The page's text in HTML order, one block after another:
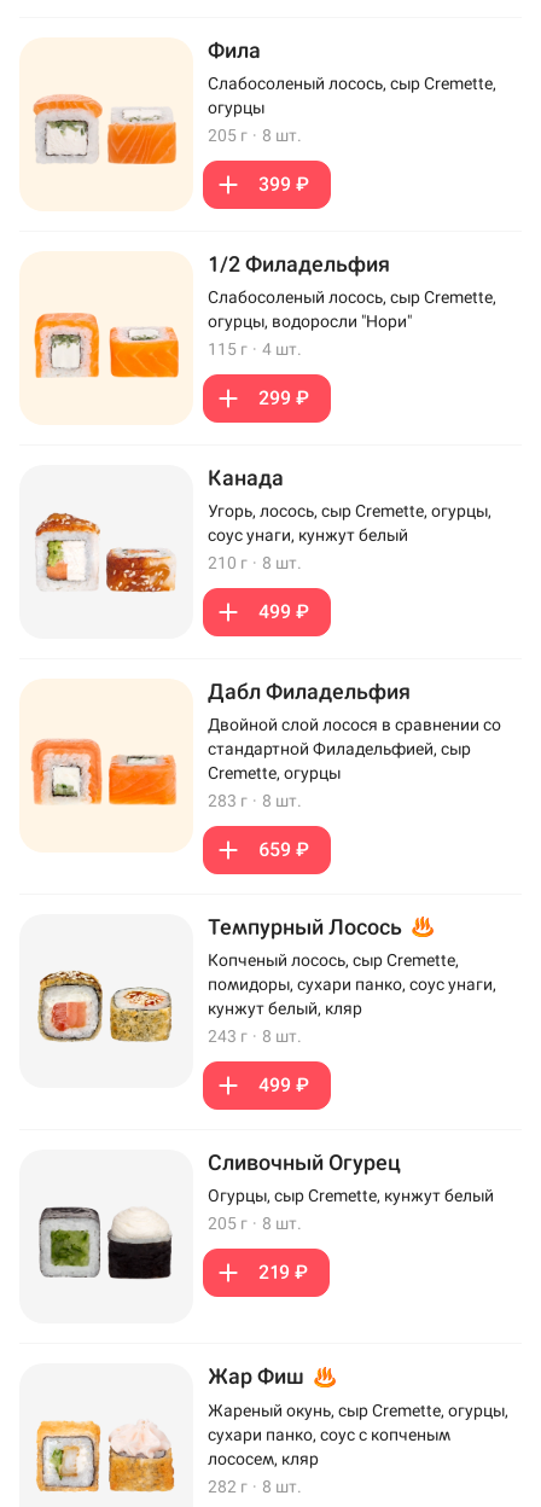
Фила
Слабосоленый лосось, сыр Cremette,
огурцы
205 г · 8 шт.
399 ₽
1/2 Филадельфия
Слабосоленый лосось, сыр Cremette,
огурцы, водоросли "Нори"
115 г · 4 шт.
299 ₽
Канада
Угорь, лосось, сыр Cremette, огурцы,
соус унаги, кунжут белый
210 г · 8 шт.
499 ₽
Дабл Филадельфия
Двойной слой лосося в сравнении со
стандартной Филадельфией, сыр
Cremette, огурцы
283 г · 8 шт.
659 ₽
Темпурный Лосось
Копченый лосось, сыр Cremette,
помидоры, сухари панко, соус унаги,
кунжут белый, кляр
243 г · 8 шт.
499 ₽
Сливочный Огурец
Огурцы, сыр Cremette, кунжут белый
205 г · 8 шт.
219 ₽
Жар Фиш
Жареный окунь, сыр Cremette, огурцы,
сухари панко, соус с копченым
лососем, кляр
282 г · 8 шт.